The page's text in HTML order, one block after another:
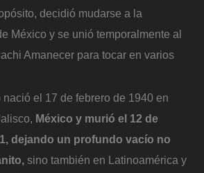
decidió mudarse a la
México y se unió temporalmente al
Amanecer para tocar en varios
el 17 de febrero de 1940 en
México y murió el 12 de
dejando un profundo vacío no
sino también en Latinoamérica y